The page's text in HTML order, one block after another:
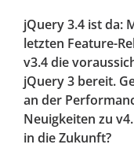
jQuery 3.4 ist da:
letzten Feature-
v3.4 die
jQuery 3 bereit.
an der
Neuigkeiten zu
in die Zukunft?